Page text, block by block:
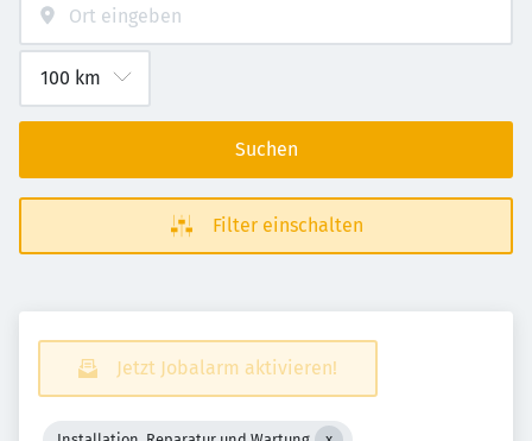
Suchen
Filter einschalten
Jetzt Jobalarm aktivieren!